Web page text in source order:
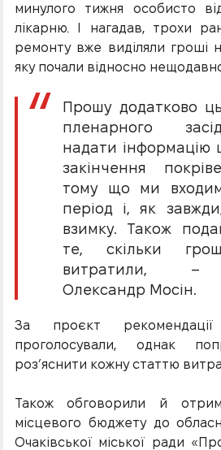
минулого тижня особисто
лікарню. І нагадав, трохи
ремонту вже виділяли гроші
яку почали відносно
Прошу додатково
пленарного
надати інформацію
закінчення
тому що ми
період і, як
взимку. Також
те, скільки
витратили, –
Олександр Мосін.
За проєкт
проголосували, однак
роз’яснити кожну статтю
Також обговорили й
місцевого бюджету до
Очаківської міської ради